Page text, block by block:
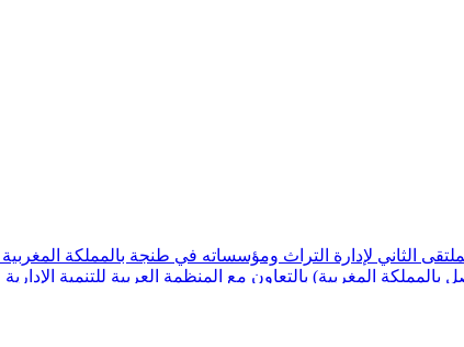
المغربية) بالتعاون مع المنظمة العربية للتنمية الإدارية